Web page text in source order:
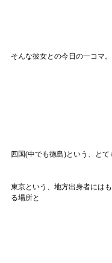
そんな彼女との今日の一コマ。
四国(中でも徳島)という、とて
東京という、地方出身者には
る場所と